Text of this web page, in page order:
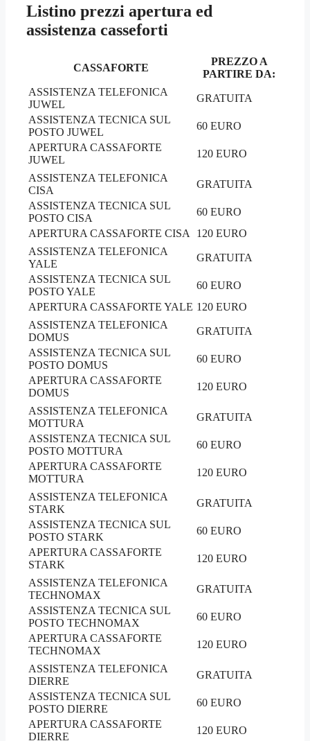
Listino prezzi apertura ed
assistenza casseforti
CASSAFORTE
PREZZO A
PARTIRE DA:
ASSISTENZA TELEFONICA
JUWEL
GRATUITA
ASSISTENZA TECNICA SUL
POSTO JUWEL
60 EURO
APERTURA CASSAFORTE
JUWEL
120 EURO
ASSISTENZA TELEFONICA
CISA
GRATUITA
ASSISTENZA TECNICA SUL
POSTO CISA
60 EURO
APERTURA CASSAFORTE CISA
120 EURO
ASSISTENZA TELEFONICA
YALE
GRATUITA
ASSISTENZA TECNICA SUL
POSTO YALE
60 EURO
APERTURA CASSAFORTE YALE 120 EURO
ASSISTENZA TELEFONICA
DOMUS
GRATUITA
ASSISTENZA TECNICA SUL
POSTO DOMUS
60 EURO
APERTURA CASSAFORTE
DOMUS
120 EURO
ASSISTENZA TELEFONICA
MOTTURA
GRATUITA
ASSISTENZA TECNICA SUL
POSTO MOTTURA
60 EURO
APERTURA CASSAFORTE
MOTTURA
120 EURO
ASSISTENZA TELEFONICA
STARK
GRATUITA
ASSISTENZA TECNICA SUL
POSTO STARK
60 EURO
APERTURA CASSAFORTE
STARK
120 EURO
ASSISTENZA TELEFONICA
TECHNOMAX
GRATUITA
ASSISTENZA TECNICA SUL
POSTO TECHNOMAX
60 EURO
APERTURA CASSAFORTE
TECHNOMAX
120 EURO
ASSISTENZA TELEFONICA
DIERRE
GRATUITA
ASSISTENZA TECNICA SUL
POSTO DIERRE
60 EURO
APERTURA CASSAFORTE
DIERRE
120 EURO